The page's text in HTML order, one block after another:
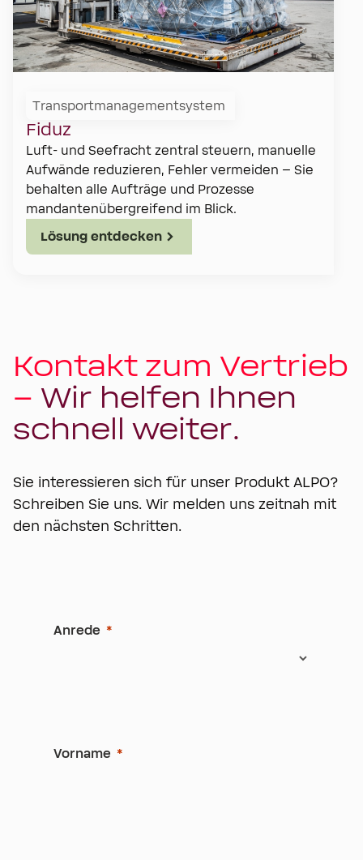
Transportmanagementsystem
Fiduz
Luft- und Seefracht zentral steuern, manuelle
Aufwände reduzieren, Fehler vermeiden – Sie
behalten alle Aufträge und Prozesse
mandantenübergreifend im Blick.
Lösung entdecken
Kontakt zum Vertrieb
– Wir helfen Ihnen
schnell weiter.
Sie interessieren sich für unser Produkt ALPO?
Schreiben Sie uns. Wir melden uns zeitnah mit
den nächsten Schritten.
Anrede
Vorname